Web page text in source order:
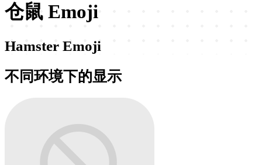
仓鼠 Emoji
Hamster Emoji
不同环境下的显示